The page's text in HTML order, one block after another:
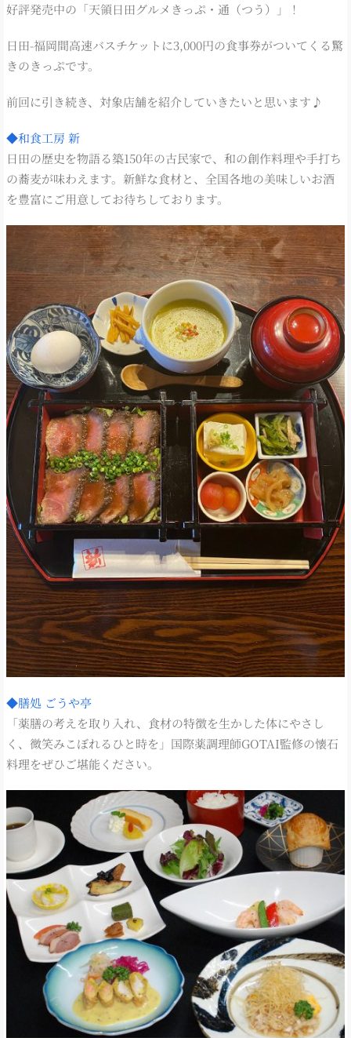
好評発売中の「天領日田グルメきっぷ・通（つう）」！
日田-福岡間高速バスチケットに3,000円の食事券がついてくる驚
きのきっぷです。
前回に引き続き、対象店舗を紹介していきたいと思います♪
◆和食工房 新
日田の歴史を物語る築150年の古民家で、和の創作料理や手打ち
の蕎麦が味わえます。新鮮な食材と、全国各地の美味しいお酒
を豊富にご用意してお待ちしております。
◆膳処 ごうや亭
「薬膳の考えを取り入れ、食材の特徴を生かした体にやさし
く、微笑みこぼれるひと時を」国際薬調理師GOTAI監修の懐石
料理をぜひご堪能ください。